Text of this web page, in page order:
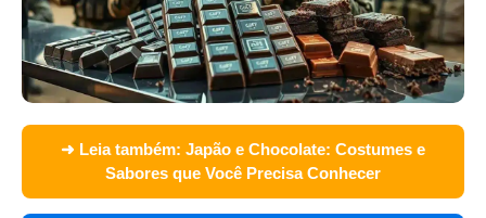
➜ Leia também: Japão e Chocolate: Costumes e
Sabores que Você Precisa Conhecer